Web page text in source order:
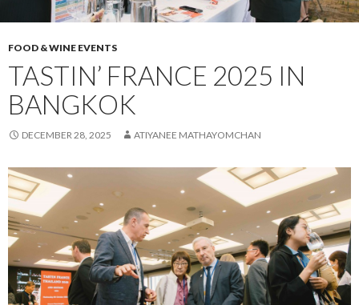
FOOD & WINE EVENTS
TASTIN’ FRANCE 2025 IN
BANGKOK
DECEMBER 28, 2025 ATIYANEE MATHAYOMCHAN